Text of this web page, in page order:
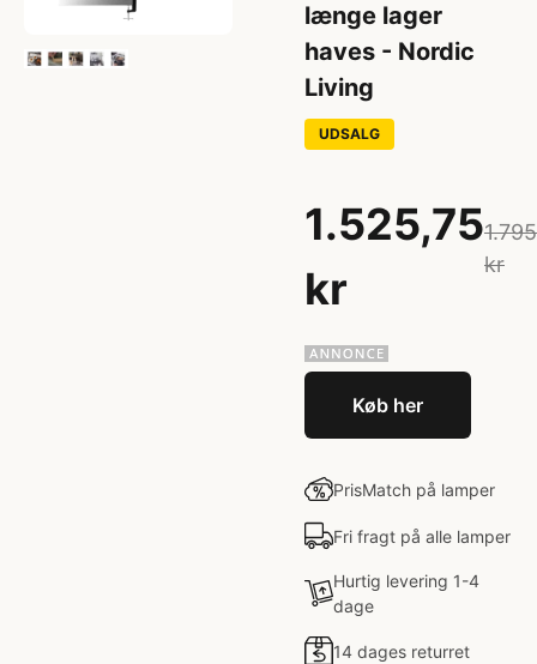
længe lager
haves - Nordic
Living
UDSALG
1.525,75
kr
kr
Køb her
PrisMatch på lamper
Fri fragt på alle lamper
Hurtig levering 1-4
dage
14 dages returret